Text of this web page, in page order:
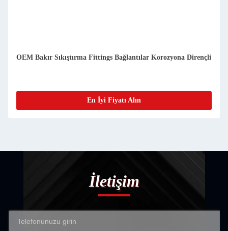
OEM Bakır Sıkıştırma Fittings Bağlantılar Korozyona Dirençli
En İyi Fiyatı Alın
İletişim